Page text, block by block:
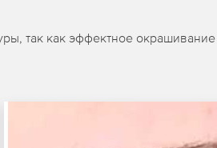
так как эффектное